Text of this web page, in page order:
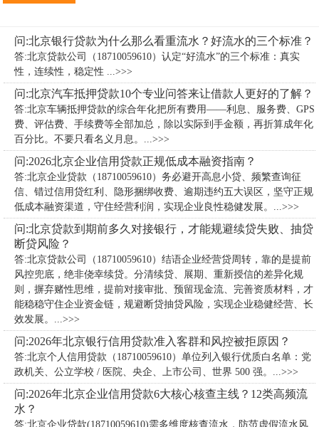
问:北京银行贷款为什么那么看重流水？好流水的三个标准？
答:北京贷款公司（18710059610）认定“好流水”的三个标准：真实
性，连续性，稳定性 ...>>>
问:北京汽车抵押贷款10个专业问答来让借款人更好的了解？
答:北京车辆抵押贷款的综合年化把所有费用——利息、服务费、GPS
费、评估费、手续费等全部加总，除以实际到手金额，再折算成年化
百分比。不要只看名义月息。...>>>
问:2026北京企业信用贷款正规低成本融资指南？
答:北京企业贷款（18710059610）务必避开高息小贷、频繁查询征
信、错过信用贷红利、隐形捆绑收费、逾期违约五大误区，坚守正规
低成本融资渠道，守住经营利润，实现企业良性稳健发展。...>>>
问:北京贷款到期前多久对接银行，才能规避续贷失败、抽贷
断贷风险？
答:北京贷款公司（18710059610）​结语企业经营贷周转，靠的是提前
风控兜底，绝非侥幸续贷。分清续贷、展期、重新授信的差异化规
则，摒弃赌性思维，提前对接审批、预留现金流、完善资质材料，才
能稳稳守住企业资金链，规避断贷抽贷风险，实现企业稳健经营、长
效发展。...>>>
问:2026年北京银行信用贷款准入客群和风控被拒原因？
答:北京个人信用贷款（18710059610）单位列入银行优质白名单：党
政机关、公立学校 / 医院、央企、上市公司、世界 500 强。...>>>
问:2026年北京企业信用贷款6大核心核查主线？12类高频流
水？
答:北京企业贷款(18710059610)需多维度核查流水，防范虚假流水风